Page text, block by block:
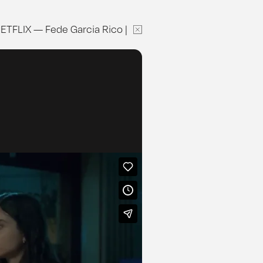
— Fede Garcia Rico |